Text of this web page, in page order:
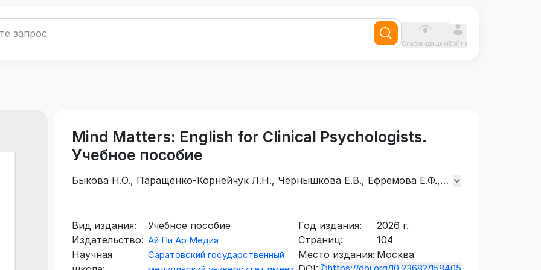
СлабовидящимВойти
Mind Matters: English for Clinical Psychologists.
Учебное пособие
Быкова Н.О., Паращенко-Корнейчук Л.Н., Чернышкова Е.В., Ефремова Е.Ф.,
Вид издания:
Учебное пособие
Издательство: Ай Пи Ар Медиа
Научная
Саратовский государственный
Год издания:
2026 г.
Страниц:
104
Место издания: Москва